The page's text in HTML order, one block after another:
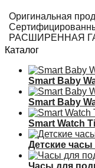
Оригинальная
РАСШИРЕННАЯ
Каталог
Smart Baby
Smart Baby
Smart Watch
Детские часы
Часы для